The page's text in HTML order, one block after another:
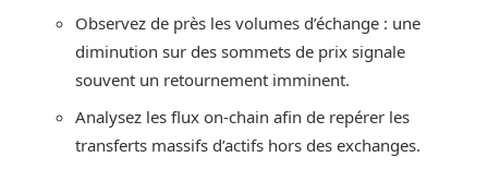
Observez de près les volumes d’échange : une
diminution sur des sommets de prix signale
souvent un retournement imminent.
Analysez les flux on-chain afin de repérer les
transferts massifs d’actifs hors des exchanges.